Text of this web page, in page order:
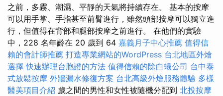
之前，多霧、潮濕、平靜的天氣將持續存在。 基本的按摩
可以用手掌、手指甚至前臂進行，雖然頭部按摩可以獨立進
行，但值得在背部和腿部按摩之前進行。 在他們的實驗
中，228 名年齡在 20 歲到 64 嘉義月子中心推薦 值得信
賴的會計師推薦 打造專業網站的WordPress 台北地區外燴
選擇 快速辦理台胞證的方法 值得信賴的除白蟻公司 台中泰
式放鬆按摩 外牆漏水修復方案 台北高級外燴服務體驗 多樣
醫美項目介紹 歲之間的男性和女性被隨機分配到 北投按摩